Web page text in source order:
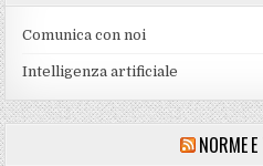
Comunica con noi
Intelligenza artificiale
NORME